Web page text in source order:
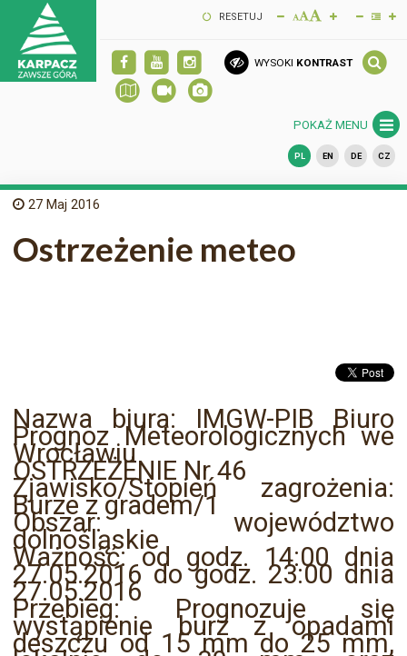
RESETUJ
WYSOKI KONTRAST
POKAŻ MENU
PL EN DE CZ
27 Maj 2016
Ostrzeżenie meteo
Nazwa biura: IMGW-PIB Biuro
Prognoz Meteorologicznych we
Wrocławiu
OSTRZEŻENIE Nr 46
Zjawisko/Stopień zagrożenia:
Burze z gradem/1
Obszar: województwo
dolnośląskie
Ważność: od godz. 14:00 dnia
27.05.2016 do godz. 23:00 dnia
27.05.2016
Przebieg: Prognozuje się
wystąpienie burz z opadami
deszczu od 15 mm do 25 mm,